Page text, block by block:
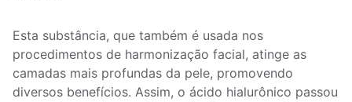
Esta substância, que também é usada nos
procedimentos de harmonização facial, atinge as
camadas mais profundas da pele, promovendo
diversos benefícios. Assim, o ácido hialurônico passou